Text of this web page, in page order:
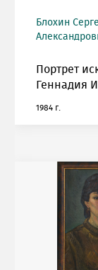
Блохин
Портрет
Геннадия
1984 г.